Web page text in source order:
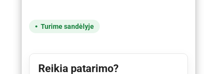
Turime sandėlyje
Reikia patarimo?